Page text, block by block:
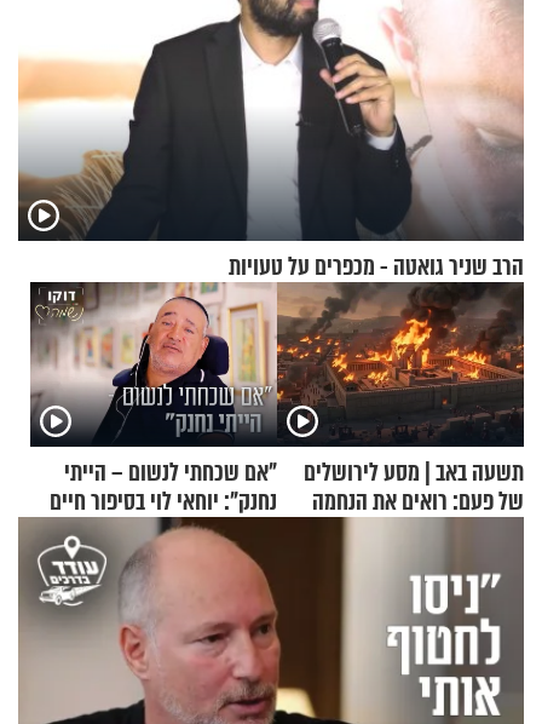
הרב שניר גואטה - מכפרים על טעויות
תשעה באב | מסע לירושלים
של פעם: רואים את הנחמה
"אם שכחתי לנשום – הייתי
נחנק": יוחאי לוי בסיפור חיים
מעורר השראה